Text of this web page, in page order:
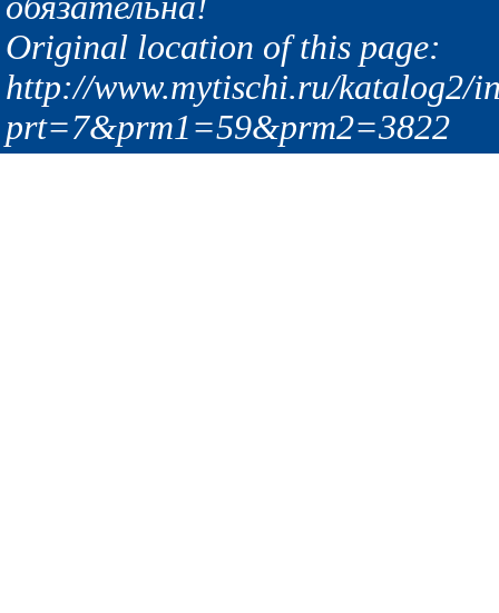
Original location of this page:
http://www.mytischi.ru/katalog2/
prt=7&prm1=59&prm2=3822